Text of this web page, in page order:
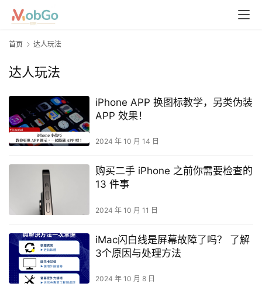
首页 达人玩法
达人玩法
iPhone APP 换图标教学，另类伪装
APP 效果！
2024 年 10 月 14 日
购买二手 iPhone 之前你需要检查的
13 件事
2024 年 10 月 11 日
iMac闪白线是屏幕故障了吗？ 了解
3个原因与处理方法
2024 年 10 月 8 日